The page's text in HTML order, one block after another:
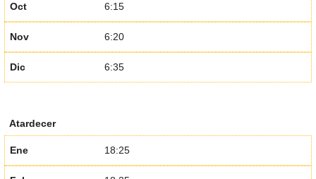
Oct 6:15
Nov 6:20
Dic 6:35
Atardecer
Ene 18:25